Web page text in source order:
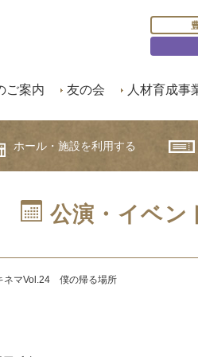
ご案内 友の会 人材育成事
ホール・施設を利用する
公演・イベン
ネマVol.24 僕の帰る場所